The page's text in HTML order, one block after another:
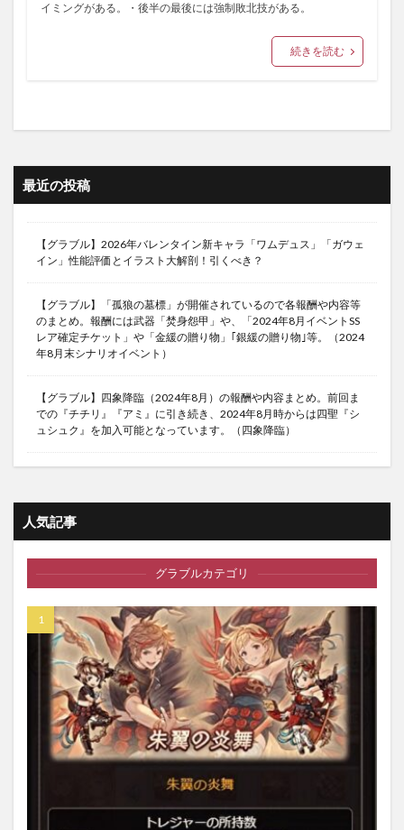
イミングがある。・後半の最後には強制敗北技がある。
続きを読む
最近の投稿
【グラブル】2026年バレンタイン新キャラ「ワムデュス」「ガウェ
イン」性能評価とイラスト大解剖！引くべき？
【グラブル】「孤狼の墓標」が開催されているので各報酬や内容等
のまとめ。報酬には武器「焚身怨甲」や、「2024年8月イベントSS
レア確定チケット」や「金緩の贈り物」｢銀緩の贈り物｣等。（2024
年8月末シナリオイベント）
【グラブル】四象降臨（2024年8月）の報酬や内容まとめ。前回ま
での『チチリ』『アミ』に引き続き、2024年8月時からは四聖『シ
ュシュク』を加入可能となっています。（四象降臨）
人気記事
グラブルカテゴリ